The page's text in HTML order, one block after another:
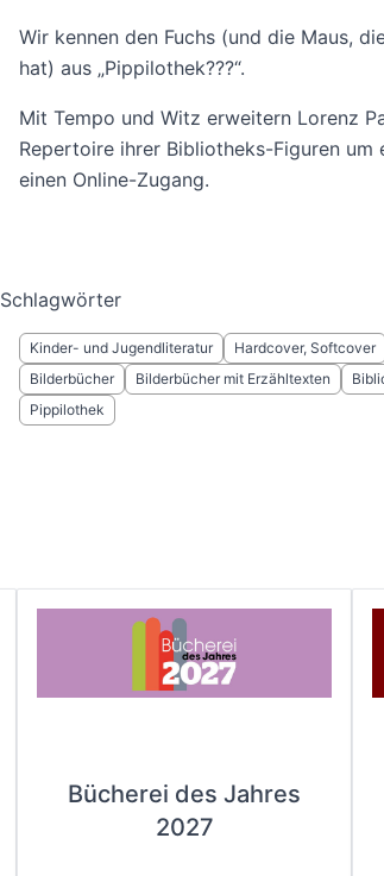
Wir kennen den Fuchs (und die Maus,
hat) aus „Pippilothek???“.
Mit Tempo und Witz erweitern Lorenz
Repertoire ihrer Bibliotheks-Figuren um
einen Online-Zugang.
Schlagwörter
Kinder- und Jugendliteratur Hardcover, Softcover
Bilderbücher
Bilderbücher mit Erzähltexten
Pippilothek
Bücherei des Jahres
2027